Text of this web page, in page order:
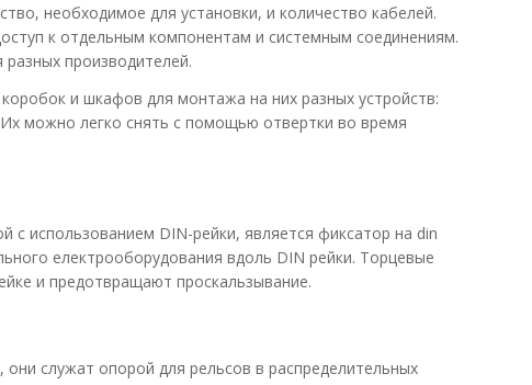
В КОРЗИНУ
В сравнения
В закладки
необходимое для установки, и количество кабелей.
к отдельным компонентам и системным соединениям.
производителей.
и шкафов для монтажа на них разных устройств:
можно легко снять с помощью отвертки во время
использованием DIN-рейки, является фиксатор на din
електрооборудования вдоль DIN рейки. Торцевые
и предотвращают проскальзывание.
служат опорой для рельсов в распределительных